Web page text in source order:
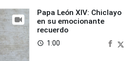
Papa León XIV: Chiclayo
en su emocionante
recuerdo
access_time 1:00